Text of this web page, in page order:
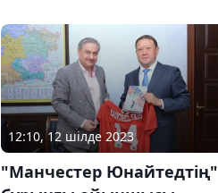
12:10, 12 шілде 2023
"Манчестер Юнайтедтің"